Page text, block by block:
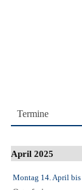
Termine
April 2025
Montag 14. April bis